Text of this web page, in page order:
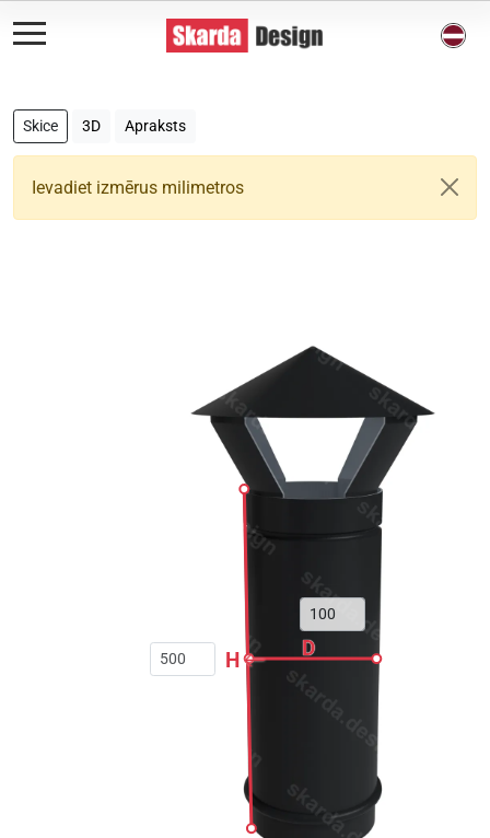
Skice 3D Apraksts
Ievadiet izmērus milimetros
H D